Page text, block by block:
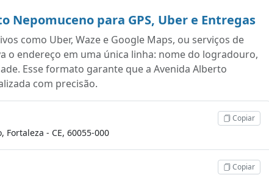
Nepomuceno para GPS, Uber e Entregas
como Uber, Waze e Google Maps, ou serviços de
o endereço em uma única linha: nome do logradouro,
Esse formato garante que a Avenida Alberto
com precisão.
- CE, 60055-000
Copiar
Copiar